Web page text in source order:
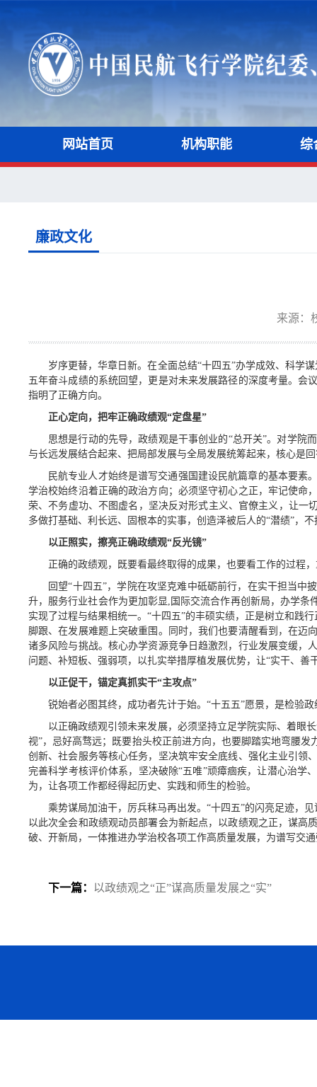
网站首页 机构职能 综
廉政文化
来源：
岁序更替，华章日新。在全面总结“十四五”办学成效、科学
五年奋斗成绩的系统回望，更是对未来发展路径的深度考量。会
指明了正确方向。
正心定向，把牢正确政绩观“定盘星”
思想是行动的先导，政绩观是干事创业的“总开关”。对学
与长远发展结合起来、把局部发展与全局发展统筹起来，核心是
民航专业人才始终是谱写交通强国建设民航篇章的基本要素
学治校始终沿着正确的政治方向；必须坚守初心之正，牢记使命
荣、不务虚功、不图虚名，坚决反对形式主义、官僚主义，让一
多做打基础、利长远、固根本的实事，创造泽被后人的“潜绩”，
以正照实，擦亮正确政绩观“反光镜”
正确的政绩观，既要看最终取得的成果，也要看工作的过程
回望“十四五”，学院在攻坚克难中砥砺前行，在实干担当
升，服务行业社会作为更加彰显,国际交流合作再创新局，办学
实现了过程与结果相统一。“十四五”的丰硕实绩，正是树立和践
脚跟、在发展难题上突破重围。同时，我们也要清醒看到，在迈
诸多风险与挑战。核心办学资源竞争日趋激烈，行业发展变缓
问题、补短板、强弱项，以扎实举措厚植发展优势，让“实干、
以正促干，锚定真抓实干“主攻点”
锐始者必图其终，成功者先计于始。“十五五”愿景，是检验
以正确政绩观引领未来发展，必须坚持立足学院实际、着眼
视”，忌好高骛远；既要抬头校正前进方向，也要脚踏实地弯腰
创新、社会服务等核心任务，坚决筑牢安全底线、强化主业引领
完善科学考核评价体系，坚决破除“五唯”顽瘴痼疾，让潜心治
为，让各项工作都经得起历史、实践和师生的检验。
乘势谋局加油干，厉兵秣马再出发。“十四五”的闪亮足迹，
以此次全会和政绩观动员部署会为新起点，以政绩观之正，谋高
破、开新局，一体推进办学治校各项工作高质量发展，为谱写交
下一篇： 以政绩观之“正”谋高质量发展之“实”